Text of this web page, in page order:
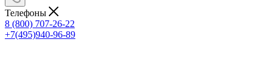
Телефоны
8 (800) 707-26-22
+7(495)940-96-89